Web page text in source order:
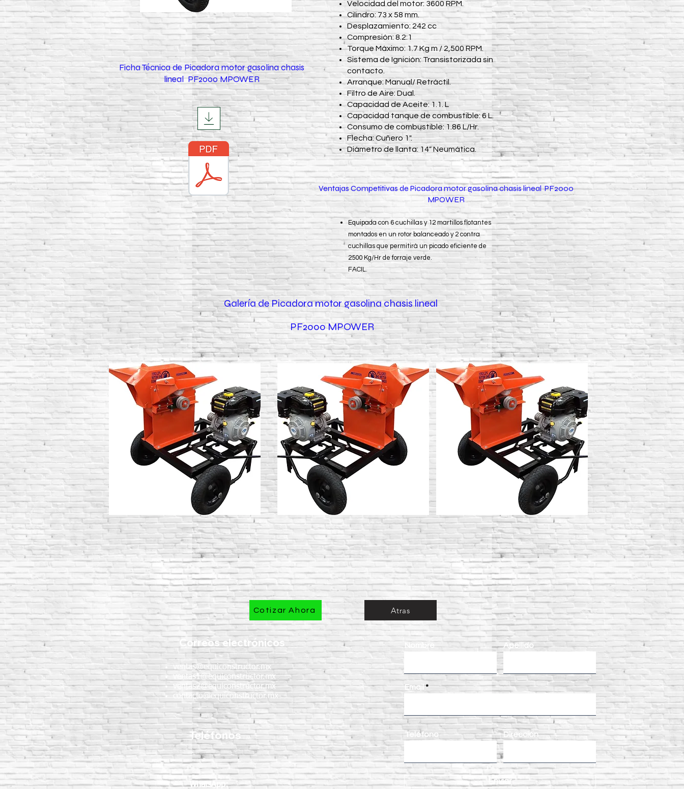
Velocidad del motor: 3600 RPM.
Cilindro: 73 x 58 mm.
Desplazamiento: 242 cc
Compresión: 8.2:1
Torque Máximo: 1.7 Kg m / 2,500 RPM.
Sistema de Ignición: Transistorizada sin
contacto.
Arranque: Manual/ Retráctil.
Filtro de Aire: Dual.
Capacidad de Aceite: 1.1. L
Capacidad tanque de combustible: 6 L.
Consumo de combustible: 1.86 L/Hr.
Flecha: Cuñero 1".
Diámetro de llanta: 14" Neumática.
Ventajas Competitivas de Picadora motor gasolina chasis lineal PF2000
MPOWER
Ficha Técnica de Picadora motor gasolina chasis
lineal PF2000 MPOWER
Equipada con 6 cuchillas y 12 martillos flotantes
montados en un rotor balanceado y 2 contra
cuchillas que permitirá un picado eficiente de
2500 Kg/Hr de forraje verde.
FACIL.
Galería de Picadora motor gasolina chasis lineal
PF2000 MPOWER
Cotizar Ahora Atras
Correos electrónicos
ventas@equiconstructor.mx
ventas1@equiconstructor.mx
ventas2@equiconstructor.mx
contacto@equiconstructor.mx
Teléfonos
WhatsApp:
Nombre Apellido
Email
Teléfono Dirección
Enviar